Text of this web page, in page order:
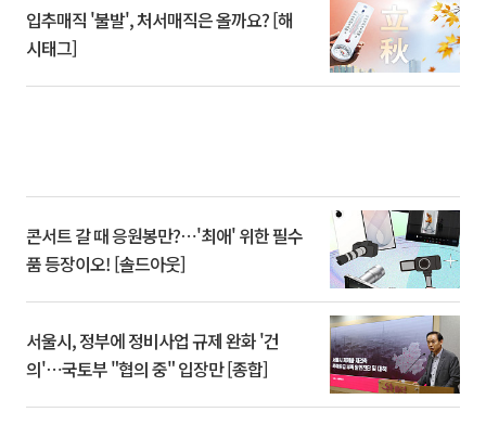
입추매직 '불발', 처서매직은 올까요? [해
시태그]
콘서트 갈 때 응원봉만?⋯'최애' 위한 필수
품 등장이오! [솔드아웃]
서울시, 정부에 정비사업 규제 완화 '건
의'⋯국토부 "협의 중" 입장만 [종합]